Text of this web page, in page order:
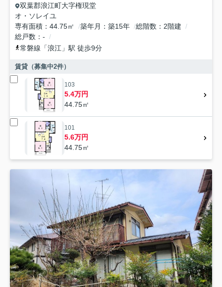
双葉郡浪江町大字権現堂
オ・ソレイユ
専有面積
44.75㎡ 築年月 築15年 総階数
2階建
総戸数
-
常磐線 「浪江 」駅 徒歩9分
賃貸（募集中2件）
103
5.4万円
44.75㎡
101
5.6万円
44.75㎡